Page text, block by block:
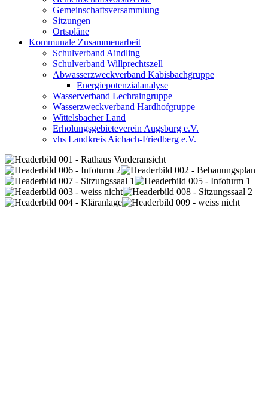
Gemeinschaftsversammlung
Sitzungen
Ortspläne
Kommunale Zusammenarbeit
Schulverband Aindling
Schulverband Willprechtszell
Abwasserzweckverband Kabisbachgruppe
Energiepotenzialanalyse
Wasserverband Lechraingruppe
Wasserzweckverband Hardhofgruppe
Wittelsbacher Land
Erholungsgebieteverein Augsburg e.V.
vhs Landkreis Aichach-Friedberg e.V.